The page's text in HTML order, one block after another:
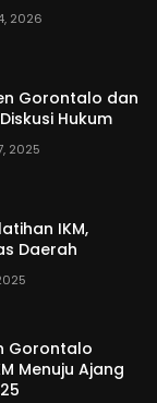
2026
Gorontalo dan
Hukum
2025
IKM,
Daerah
Gorontalo
Menuju Ajang